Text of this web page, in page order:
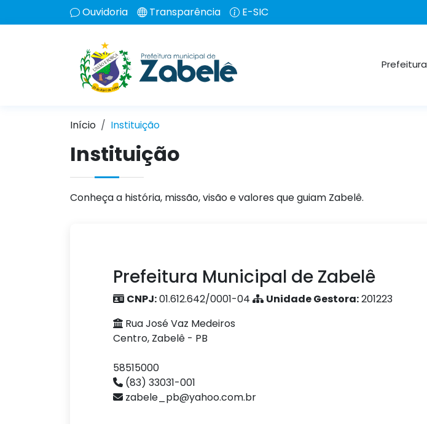
Ouvidoria Transparência E-SIC
Prefeitura
Início Instituição
Instituição
Conheça a história, missão, visão e valores que guiam Zabelê.
Prefeitura Municipal de Zabelê
CNPJ:01.612.642/0001-04 Unidade Gestora:201223
Rua José Vaz Medeiros
Centro, Zabelê - PB
58515000
(83) 33031-001
zabele_pb@yahoo.com.br